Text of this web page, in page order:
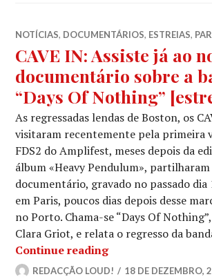
NOTÍCIAS, DOCUMENTÁRIOS, ESTREIAS,
CAVE IN: Assiste já ao
documentário sobre a
“Days Of Nothing”
As regressadas lendas de Boston, os
visitaram recentemente pela primeira
FDS2 do Amplifest, meses depois da
álbum «Heavy Pendulum»,
documentário, gravado no passado
em Paris, poucos dias depois desse
no Porto. Chama-se “Days Of
Clara Griot, e relata o regresso da
Continue readingCAVE IN: Assiste
REDACÇÃO LOUD! 18 DE DEZEMBRO,